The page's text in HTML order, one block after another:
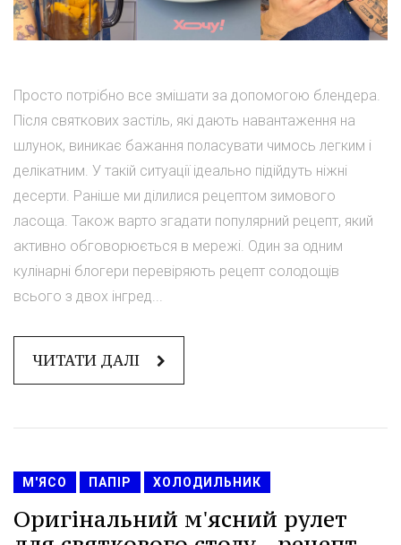
Просто потрібно все змішати за допомогою блендера.
Після святкових застіль, які дають навантаження на
шлунок, виникає бажання поласувати чимось легким і
делікатним. У такій ситуації ідеально підійдуть ніжні
десерти. Раніше ми ділилися рецептом зимового
ласоща. Також варто згадати популярний рецепт, який
активно обговорюється в мережі. Один за одним
кулінарні блогери перевіряють рецепт солодощів
всього з двох інгред...
ЧИТАТИ ДАЛІ
М'ЯСО ПАПІР ХОЛОДИЛЬНИК
Оригінальний м'ясний рулет